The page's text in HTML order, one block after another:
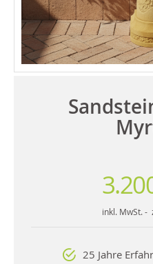
inkl. MwSt. -
25 Jahre